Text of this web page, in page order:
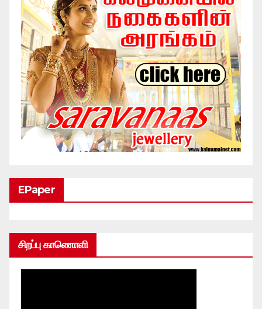
EPaper
சிறப்பு காணொளி